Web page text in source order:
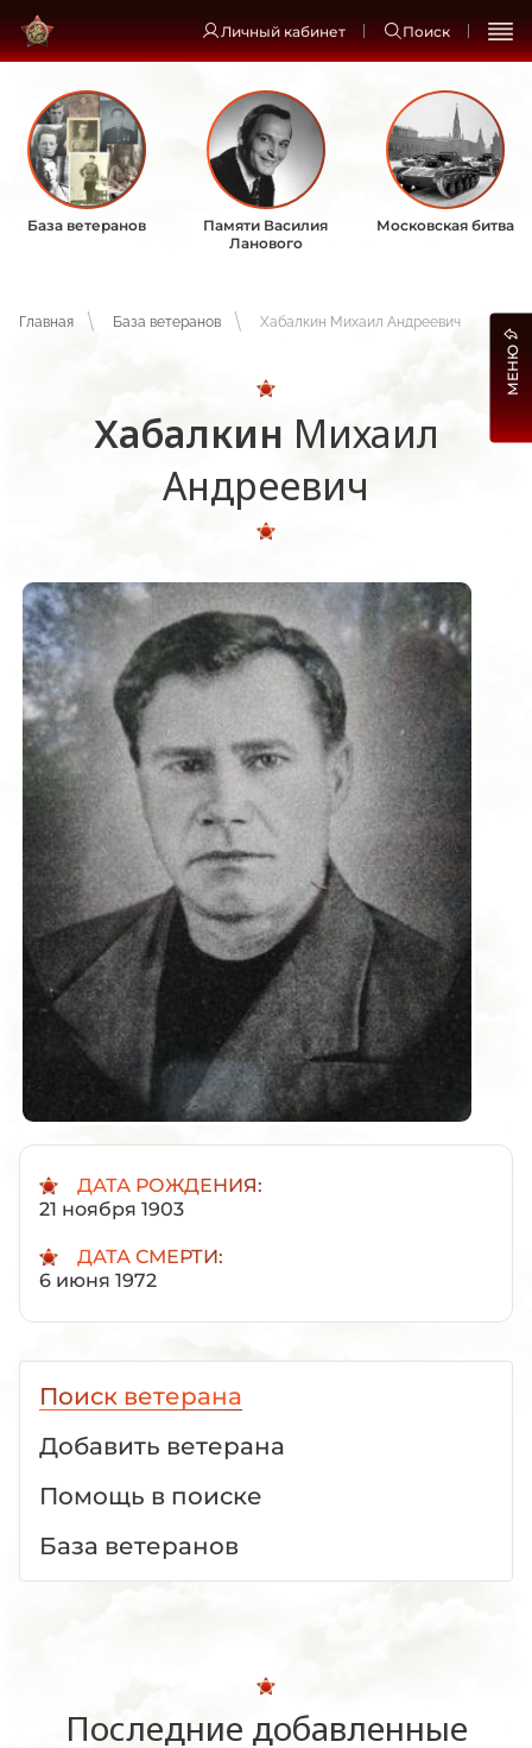
Личный кабинет Поиск
База ветеранов
Памяти Василия
Ланового
Московская битва
Главная База ветеранов Хабалкин Михаил Андреевич
Хабалкин Михаил
Андреевич
ДАТА РОЖДЕНИЯ:
21 ноября 1903
ДАТА СМЕРТИ:
6 июня 1972
Поиск ветерана
Добавить ветерана
Помощь в поиске
База ветеранов
Последние добавленные
МЕНЮ